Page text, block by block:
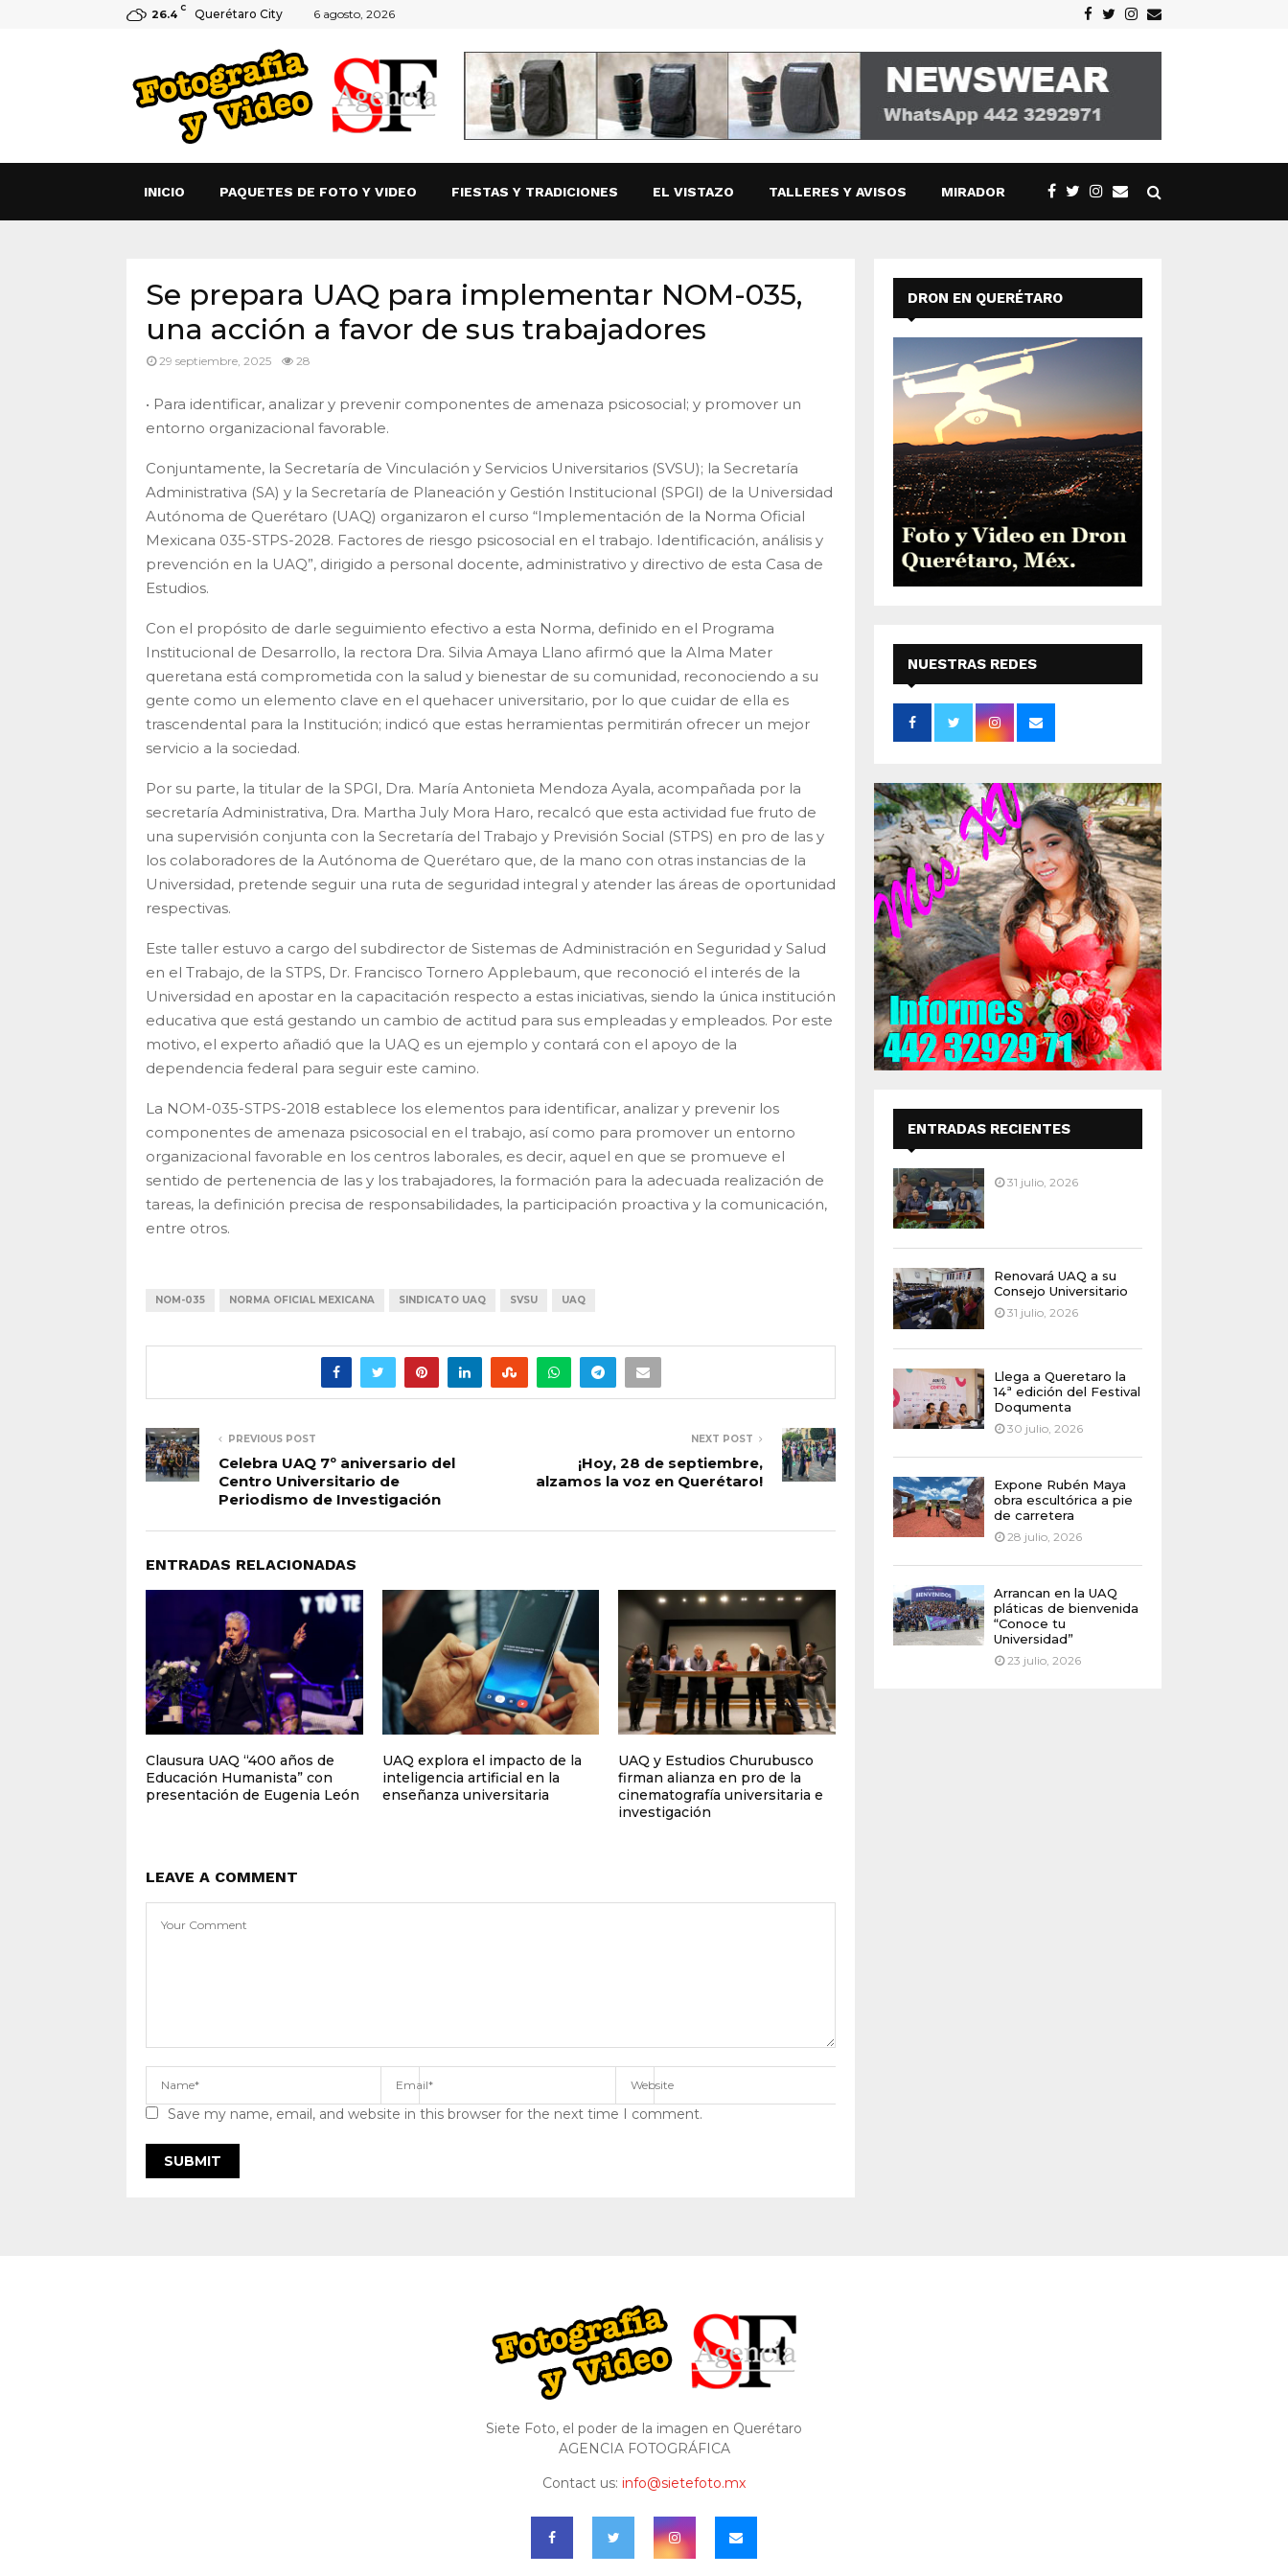
26.4 C Querétaro City 6 agosto, 2026 Facebook
TwitterInstagram
Email
INICIO PAQUETES DE FOTO Y VIDEO FIESTAS Y TRADICIONES EL VISTAZO TALLERES Y AVISOS MIRADOR
Se prepara UAQ para implementar NOM-035,
una acción a favor de sus trabajadores
29 septiembre, 2025 28
• Para identificar, analizar y prevenir componentes de amenaza psicosocial; y promover un
entorno organizacional favorable.
Conjuntamente, la Secretaría de Vinculación y Servicios Universitarios (SVSU); la Secretaría
Administrativa (SA) y la Secretaría de Planeación y Gestión Institucional (SPGI) de la Universidad
Autónoma de Querétaro (UAQ) organizaron el curso “Implementación de la Norma Oficial
Mexicana 035-STPS-2028. Factores de riesgo psicosocial en el trabajo. Identificación, análisis y
prevención en la UAQ”, dirigido a personal docente, administrativo y directivo de esta Casa de
Estudios.
Con el propósito de darle seguimiento efectivo a esta Norma, definido en el Programa
Institucional de Desarrollo, la rectora Dra. Silvia Amaya Llano afirmó que la Alma Mater
queretana está comprometida con la salud y bienestar de su comunidad, reconociendo a su
gente como un elemento clave en el quehacer universitario, por lo que cuidar de ella es
trascendental para la Institución; indicó que estas herramientas permitirán ofrecer un mejor
servicio a la sociedad.
Por su parte, la titular de la SPGI, Dra. María Antonieta Mendoza Ayala, acompañada por la
secretaría Administrativa, Dra. Martha July Mora Haro, recalcó que esta actividad fue fruto de
una supervisión conjunta con la Secretaría del Trabajo y Previsión Social (STPS) en pro de las y
los colaboradores de la Autónoma de Querétaro que, de la mano con otras instancias de la
Universidad, pretende seguir una ruta de seguridad integral y atender las áreas de oportunidad
respectivas.
Este taller estuvo a cargo del subdirector de Sistemas de Administración en Seguridad y Salud
en el Trabajo, de la STPS, Dr. Francisco Tornero Applebaum, que reconoció el interés de la
Universidad en apostar en la capacitación respecto a estas iniciativas, siendo la única institución
educativa que está gestando un cambio de actitud para sus empleadas y empleados. Por este
motivo, el experto añadió que la UAQ es un ejemplo y contará con el apoyo de la
dependencia federal para seguir este camino.
La NOM-035-STPS-2018 establece los elementos para identificar, analizar y prevenir los
componentes de amenaza psicosocial en el trabajo, así como para promover un entorno
organizacional favorable en los centros laborales, es decir, aquel en que se promueve el
sentido de pertenencia de las y los trabajadores, la formación para la adecuada realización de
tareas, la definición precisa de responsabilidades, la participación proactiva y la comunicación,
entre otros.
NOM-035 NORMA OFICIAL MEXICANA SINDICATO UAQ SVSU UAQ
PREVIOUS POST
Celebra UAQ 7º aniversario del
Centro Universitario de
Periodismo de Investigación
NEXT POST
¡Hoy, 28 de septiembre,
alzamos la voz en Querétaro!
ENTRADAS RELACIONADAS
Clausura UAQ “400 años de
Educación Humanista” con
presentación de Eugenia León
UAQ explora el impacto de la
inteligencia artificial en la
enseñanza universitaria
UAQ y Estudios Churubusco
firman alianza en pro de la
cinematografía universitaria e
investigación
LEAVE A COMMENT
Save my name, email, and website in this browser for the next time I comment.
DRON EN QUERÉTARO
NUESTRAS REDES
SOCIALES
ENTRADAS RECIENTES
31 julio, 2026
Renovará UAQ a su
Consejo Universitario
31 julio, 2026
Llega a Queretaro la
14ª edición del Festival
Doqumenta
30 julio, 2026
Expone Rubén Maya
obra escultórica a pie
de carretera
28 julio, 2026
Arrancan en la UAQ
pláticas de bienvenida
“Conoce tu
Universidad”
23 julio, 2026
Siete Foto, el poder de la imagen en Querétaro
AGENCIA FOTOGRÁFICA
Contact us: info@sietefoto.mx